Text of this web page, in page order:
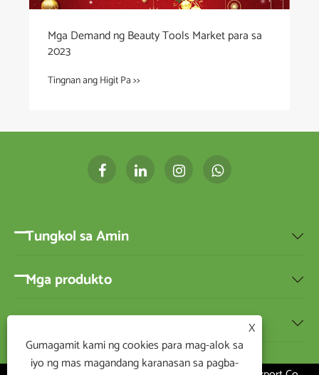
Mga Demand ng Beauty Tools Market para sa
2023
Tingnan ang Higit Pa >>
Tungkol sa Amin 
Mga produkto 
Balita 
X
Gumagamit kami ng cookies para mag-alok sa
iyo ng mas magandang karanasan sa pagba-